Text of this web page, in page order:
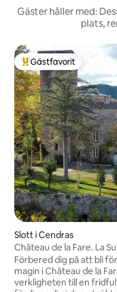
Gäster håller med:
plats,
Populär gästfavorit
Gästfavorit
Slott i Cendras
Château
Förbered dig på att bli
magin i Château de la
verkligheten till en